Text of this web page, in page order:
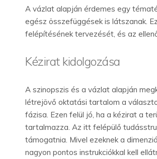
A vázlat alapján érdemes egy
egész összefüggések is látszanak.
felépítésének tervezését, és az
Kézirat kidolgozása
A szinopszis és a vázlat alapján
létrejövő oktatási tartalom a
fázisa. Ezen felül jó, ha a kézirat a
tartalmazza. Az itt felépülő
támogatnia. Mivel ezeknek a
nagyon pontos instrukciókkal kell